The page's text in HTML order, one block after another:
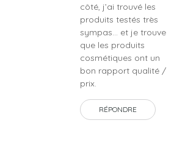
côté, j’ai trouvé les
produits testés très
sympas… et je trouve
que les produits
cosmétiques ont un
bon rapport qualité /
prix.
RÉPONDRE